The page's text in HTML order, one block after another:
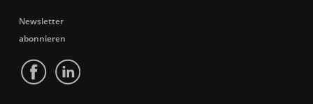
Newsletter
abonnieren